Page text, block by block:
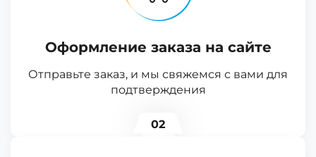
Оформление заказа на сайте
Отправьте заказ, и мы свяжемся с вами для
подтверждения
02